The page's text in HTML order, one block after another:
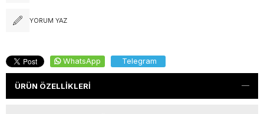
YORUM YAZ
WhatsApp Telegram
ÜRÜN ÖZELLIKLERI